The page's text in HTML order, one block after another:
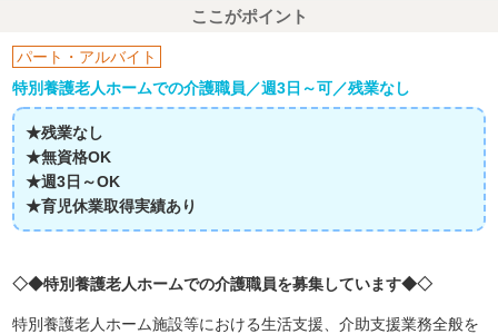
ここがポイント
パート・アルバイト
特別養護老人ホームでの介護職員／週3日～可／残業なし
★残業なし
★無資格OK
★週3日～OK
★育児休業取得実績あり
◇◆特別養護老人ホームでの介護職員を募集しています◆◇
特別養護老人ホーム施設等における生活支援、介助支援業務全般を